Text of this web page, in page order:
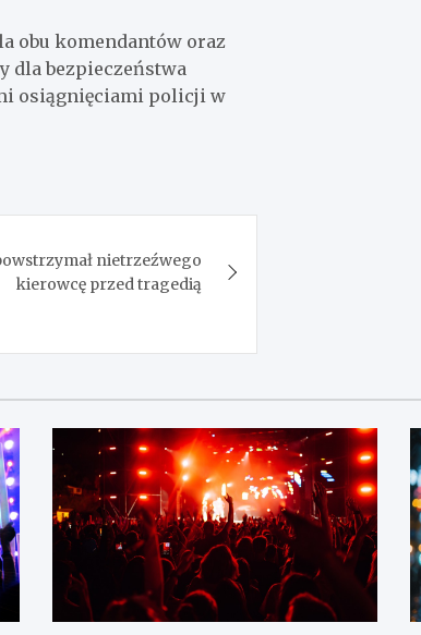
obu komendantów oraz
dla bezpieczeństwa
osiągnięciami policji w
nietrzeźwego
kierowcę przed tragedią